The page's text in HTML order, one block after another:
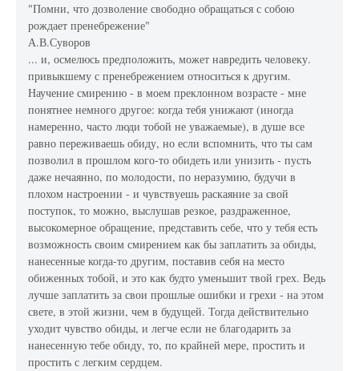
"Помни, что дозволение свободно обращаться с собою
рождает пренебрежение"
А.В.Суворов
... и, осмелюсь предположить, может навредить человеку.
привыкшему с пренебрежением относиться к другим.
Научение смирению - в моем преклонном возрасте - мне
понятнее немного другое: когда тебя унижают (иногда
намеренно, часто люди тобой не уважаемые), в душе все
равно переживаешь обиду, но если вспомнить, что ты сам
позволил в прошлом кого-то обидеть или унизить - пусть
даже нечаянно, по молодости, по неразумию, будучи в
плохом настроении - и чувствуешь раскаяние за свой
поступок, то можно, выслушав резкое, раздраженное,
высокомерное обращение, представить себе, что у тебя есть
возможность своим смирением как бы заплатить за обиды,
нанесенные когда-то другим, поставив себя на место
обиженных тобой, и это как будто уменьшит твой грех. Ведь
лучше заплатить за свои прошлые ошибки и грехи - на этом
свете, в этой жизни, чем в будущей. Тогда действительно
уходит чувство обиды, и легче если не благодарить за
нанесенную тебе обиду, то, по крайней мере, простить и
простить с легким сердцем.